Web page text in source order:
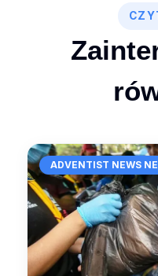
ADVENTIST NEWS